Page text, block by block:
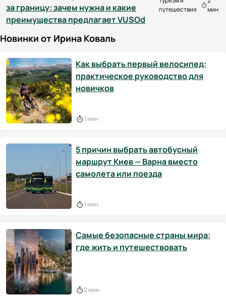
за границу: зачем нужна и какие
преимущества предлагает VUSOd
путешествия
мин
Новинки от Ирина Коваль
Как выбрать первый велосипед:
практическое руководство для
новичков
1 мин
5 причин выбрать автобусный
маршрут Киев — Варна вместо
самолета или поезда
1 мин
Самые безопасные страны мира:
где жить и путешествовать
2 мин